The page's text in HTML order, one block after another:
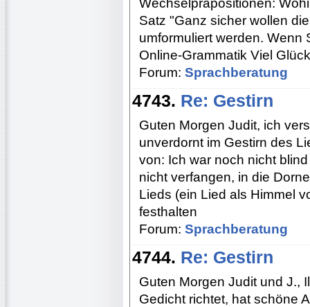
Wechselpräpositionen:
Satz "Ganz sicher wollen
umformuliert werden. Wenn
Online-Grammatik Viel
Forum: Sprachberatung
4743. Re: Gestirn
Guten Morgen Judit, ich
unverdornt im Gestirn des
von: Ich war noch nicht
nicht verfangen, in die
Lieds (ein Lied als Himmel
festhalten
Forum: Sprachberatung
4744. Re: Gestirn
Guten Morgen Judit und J.,
Gedicht richtet, hat schöne